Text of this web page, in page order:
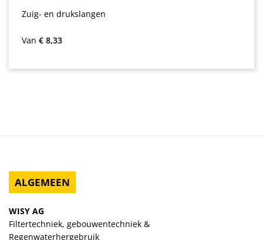
Zuig- en drukslangen
Normale prijs:
Van € 8,33
ALGEMEEN
WISY AG
Filtertechniek, gebouwentechniek &
Regenwaterhergebruik